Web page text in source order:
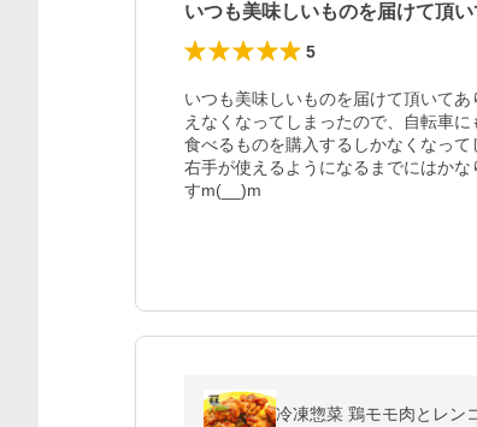
いつも美味しいものを届けて頂
5
いつも美味しいものを届けて頂いて
えなくなってしまったので、自転車
食べるものを購入するしかなくなって
右手が使えるようになるまでにはか
すm(__)m
冷凍惣菜 鶏モモ肉とレン